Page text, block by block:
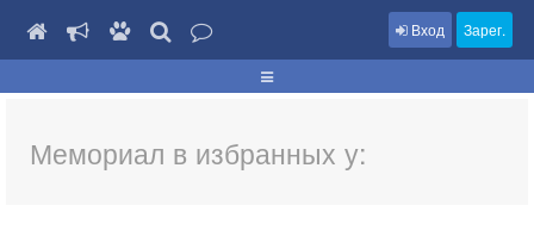
Вход Зарег.
Мемориал в избранных у: